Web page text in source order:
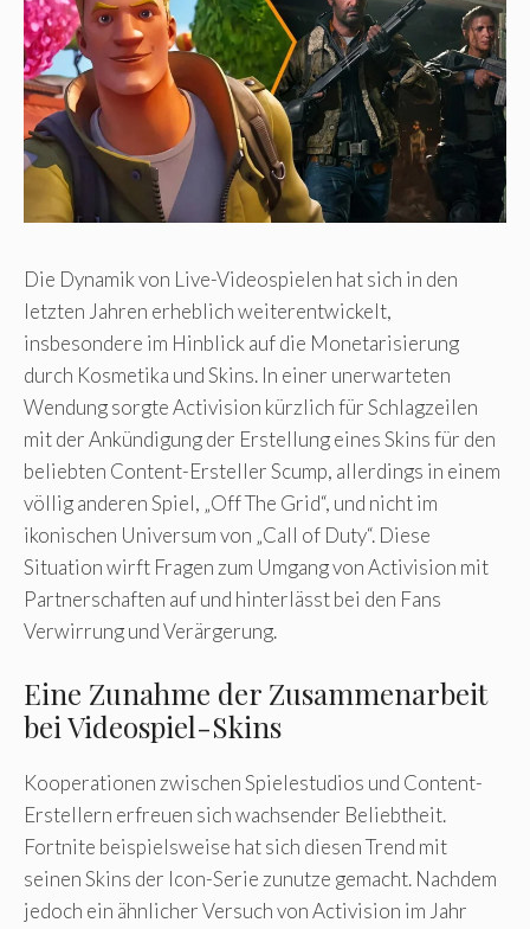
Die Dynamik von Live-Videospielen hat sich in den
letzten Jahren erheblich weiterentwickelt,
insbesondere im Hinblick auf die Monetarisierung
durch Kosmetika und Skins. In einer unerwarteten
Wendung sorgte Activision kürzlich für Schlagzeilen
mit der Ankündigung der Erstellung eines Skins für den
beliebten Content-Ersteller Scump, allerdings in einem
völlig anderen Spiel, „Off The Grid“, und nicht im
ikonischen Universum von „Call of Duty“. Diese
Situation wirft Fragen zum Umgang von Activision mit
Partnerschaften auf und hinterlässt bei den Fans
Verwirrung und Verärgerung.
Eine Zunahme der Zusammenarbeit
bei Videospiel-Skins
Kooperationen zwischen Spielestudios und Content-
Erstellern erfreuen sich wachsender Beliebtheit.
Fortnite beispielsweise hat sich diesen Trend mit
seinen Skins der Icon-Serie zunutze gemacht. Nachdem
jedoch ein ähnlicher Versuch von Activision im Jahr